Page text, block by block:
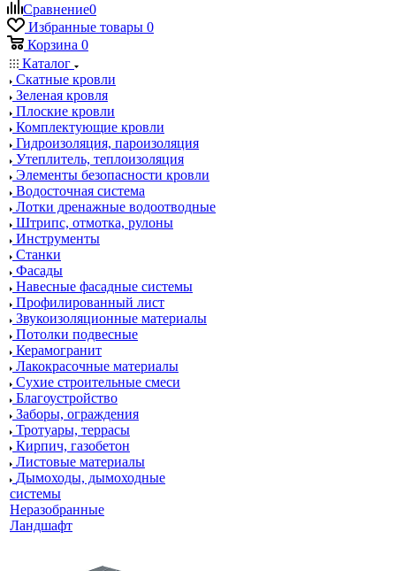
Сравнение0
Избранные товары 0
Корзина 0
Каталог
Скатные кровли
Зеленая кровля
Плоские кровли
Комплектующие кровли
Гидроизоляция, пароизоляция
Утеплитель, теплоизоляция
Элементы безопасности кровли
Водосточная система
Лотки дренажные водоотводные
Штрипс, отмотка, рулоны
Инструменты
Станки
Фасады
Навесные фасадные системы
Профилированный лист
Звукоизоляционные материалы
Потолки подвесные
Керамогранит
Лакокрасочные материалы
Сухие строительные смеси
Благоустройство
Заборы, ограждения
Тротуары, террасы
Кирпич, газобетон
Листовые материалы
Дымоходы, дымоходные
системы
Неразобранные
Ландшафт